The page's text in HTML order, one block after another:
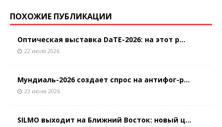
ПОХОЖИЕ ПУБЛИКАЦИИ
Оптическая выставка DaTE-2026: на этот р...
22 июля 2026
Мундиаль-2026 создает спрос на антифог-р...
23 июня 2026
SILMO выходит на Ближний Восток: новый ц...